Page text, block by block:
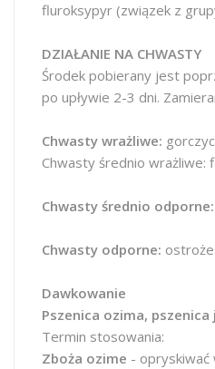
fluroksypyr (związek z
DZIAŁANIE NA CHWASTY
Środek pobierany jest
po upływie 2-3 dni.
Chwasty wrażliwe:
Chwasty średnio wrażliwe:
Chwasty średnio odporne:
Chwasty odporne:
Dawkowanie
Pszenica ozima,
Termin stosowania:
Zboża ozime - opryskiwać